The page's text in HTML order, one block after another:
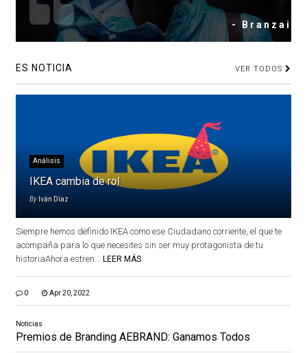
- Branzai
ES NOTICIA VER TODOS
Análisis
IKEA cambia de rol
By Iván Díaz
Siempre hemos definido IKEA como ese Ciudadano corriente, el que te
acompaña para lo que necesites sin ser muy protagonista de tu
historiaAhora estren...
LEER MÁS
0 Apr 20, 2022
Noticias
Premios de Branding AEBRAND: Ganamos Todos